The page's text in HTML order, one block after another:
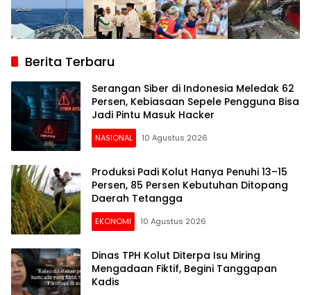
Berita Terbaru
Serangan Siber di Indonesia Meledak 62
Persen, Kebiasaan Sepele Pengguna Bisa
Jadi Pintu Masuk Hacker
NASIONAL 10 Agustus 2026
Produksi Padi Kolut Hanya Penuhi 13–15
Persen, 85 Persen Kebutuhan Ditopang
Daerah Tetangga
EKONOMI 10 Agustus 2026
Dinas TPH Kolut Diterpa Isu Miring
Mengadaan Fiktif, Begini Tanggapan
Kadis